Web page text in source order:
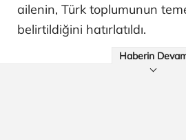
ailenin, Türk toplumunun
belirtildiğini hatırlatıldı.
Haberin